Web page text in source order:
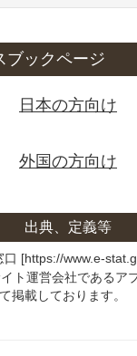
ブックページ
日本の方向け
外国の方向け
出典、定義等
口 [https://www.e-
ト運営会社であるア
掲載しております。